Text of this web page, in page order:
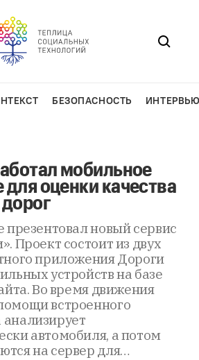
БЕЗОПАСНОСТЬ
мобильное
оценки качества
презентовал новый сервис
Проект состоит из двух
приложения Дороги
устройств на базе
Во время движения
встроенного
автомобиля, а потом
на сервер для…